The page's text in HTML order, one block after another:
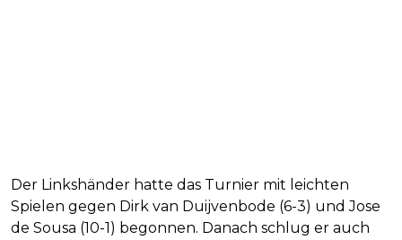
Der Linkshänder hatte das Turnier mit leichten
Spielen gegen Dirk van Duijvenbode (6-3) und Jose
de Sousa (10-1) begonnen. Danach schlug er auch